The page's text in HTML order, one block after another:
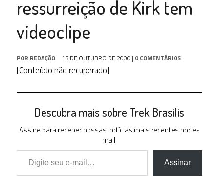
ressurreição de Kirk tem
videoclipe
POR REDAÇÃO 16 DE OUTUBRO DE 2000 | 0 COMENTÁRIOS
[Conteúdo não recuperado]
Descubra mais sobre Trek Brasilis
Assine para receber nossas notícias mais recentes por e-
mail.
Digite seu e-mail…
Assinar